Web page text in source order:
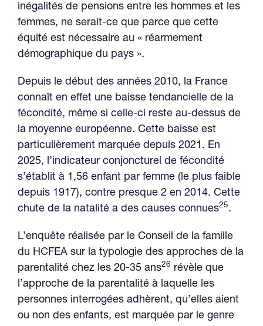
inégalités de pensions entre les hommes et les
femmes, ne serait-ce que parce que cette
équité est nécessaire au « réarmement
démographique du pays ».
Depuis le début des années 2010, la France
connaît en effet une baisse tendancielle de la
fécondité, même si celle-ci reste au-dessus de
la moyenne européenne. Cette baisse est
particulièrement marquée depuis 2021. En
2025, l’indicateur conjoncturel de fécondité
s’établit à 1,56 enfant par femme (le plus faible
depuis 1917), contre presque 2 en 2014. Cette
chute de la natalité a des causes connues25.
L’enquête réalisée par le Conseil de la famille
du HCFEA sur la typologie des approches de la
parentalité chez les 20-35 ans26 révèle que
l’approche de la parentalité à laquelle les
personnes interrogées adhèrent, qu’elles aient
ou non des enfants, est marquée par le genre